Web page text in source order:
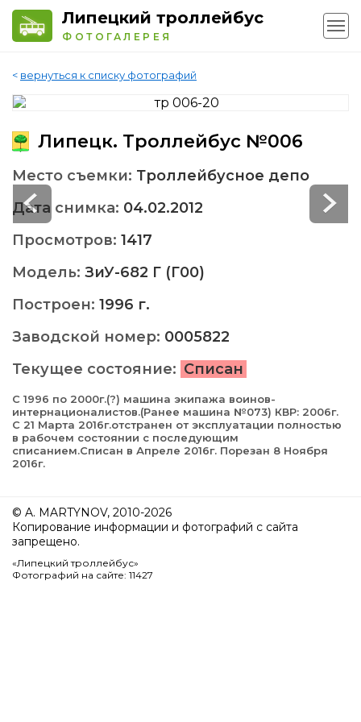
Липецкий троллейбус
ФОТОГАЛЕРЕЯ
< вернуться к списку фотографий
Липецк. Троллейбус №006
Место съемки: Троллейбусное депо
Дата снимка: 04.02.2012
Просмотров: 1417
Модель: ЗиУ-682 Г (Г00)
Построен: 1996 г.
Заводской номер: 0005822
Текущее состояние: Списан
С 1996 по 2000г.(?) машина экипажа воинов-
интернационалистов.(Ранее машина №073) КВР: 2006г.
С 21 Марта 2016г.отстранен от эксплуатации полностью
в рабочем состоянии с последующим
списанием.Списан в Апреле 2016г. Порезан 8 Ноября
2016г.
© A. MARTYNOV, 2010-2026
Копирование информации и фотографий с сайта
запрещено.
«Липецкий троллейбус»
Фотографий на сайте: 11427